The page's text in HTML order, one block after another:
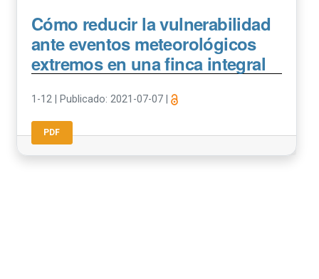
Cómo reducir la vulnerabilidad
ante eventos meteorológicos
extremos en una finca integral
1-12 Publicado: 2021-07-07
PDF